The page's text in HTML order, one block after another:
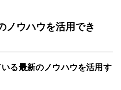
ノウハウを活用でき
る最新のノウハウを活用す